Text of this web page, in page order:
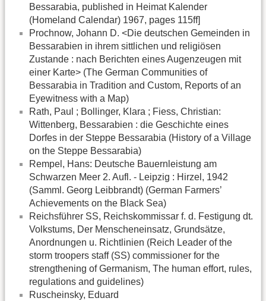
Bessarabia, published in Heimat Kalender
(Homeland Calendar) 1967, pages 115ff]
Prochnow, Johann D. <Die deutschen Gemeinden in
Bessarabien in ihrem sittlichen und religiösen
Zustande : nach Berichten eines Augenzeugen mit
einer Karte> (The German Communities of
Bessarabia in Tradition and Custom, Reports of an
Eyewitness with a Map)
Rath, Paul ; Bollinger, Klara ; Fiess, Christian:
Wittenberg, Bessarabien : die Geschichte eines
Dorfes in der Steppe Bessarabia (History of a Village
on the Steppe Bessarabia)
Rempel, Hans: Deutsche Bauernleistung am
Schwarzen Meer 2. Aufl. - Leipzig : Hirzel, 1942
(Samml. Georg Leibbrandt) (German Farmers’
Achievements on the Black Sea)
Reichsführer SS, Reichskommissar f. d. Festigung dt.
Volkstums, Der Menscheneinsatz, Grundsätze,
Anordnungen u. Richtlinien (Reich Leader of the
storm troopers staff (SS) commissioner for the
strengthening of Germanism, The human effort, rules,
regulations and guidelines)
Ruscheinsky, Eduard